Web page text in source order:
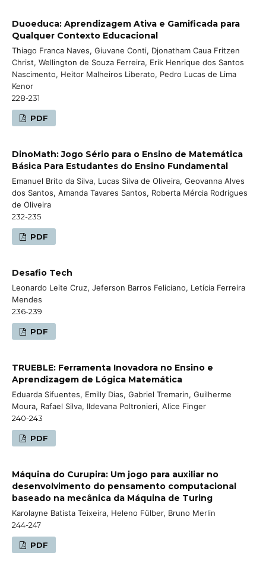
Duoeduca: Aprendizagem Ativa e Gamificada para
Qualquer Contexto Educacional
Thiago Franca Naves, Giuvane Conti, Djonatham Caua Fritzen
Christ, Wellington de Souza Ferreira, Erik Henrique dos Santos
Nascimento, Heitor Malheiros Liberato, Pedro Lucas de Lima
Kenor
228-231
PDF
DinoMath: Jogo Sério para o Ensino de Matemática
Básica Para Estudantes do Ensino Fundamental
Emanuel Brito da Silva, Lucas Silva de Oliveira, Geovanna Alves
dos Santos, Amanda Tavares Santos, Roberta Mércia Rodrigues
de Oliveira
232-235
PDF
Desafio Tech
Leonardo Leite Cruz, Jeferson Barros Feliciano, Letícia Ferreira
Mendes
236-239
PDF
TRUEBLE: Ferramenta Inovadora no Ensino e
Aprendizagem de Lógica Matemática
Eduarda Sifuentes, Emilly Dias, Gabriel Tremarin, Guilherme
Moura, Rafael Silva, Ildevana Poltronieri, Alice Finger
240-243
PDF
Máquina do Curupira: Um jogo para auxiliar no
desenvolvimento do pensamento computacional
baseado na mecânica da Máquina de Turing
Karolayne Batista Teixeira, Heleno Fülber, Bruno Merlin
244-247
PDF